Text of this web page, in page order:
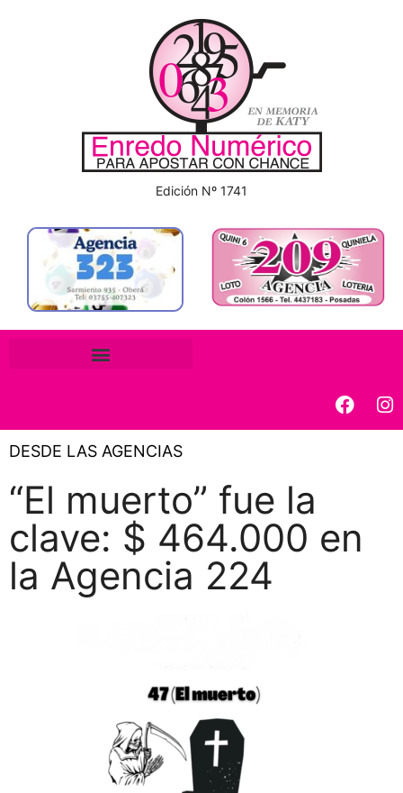
Edición Nº 1741
DESDE LAS AGENCIAS
“El muerto” fue la
clave: $ 464.000 en
la Agencia 224